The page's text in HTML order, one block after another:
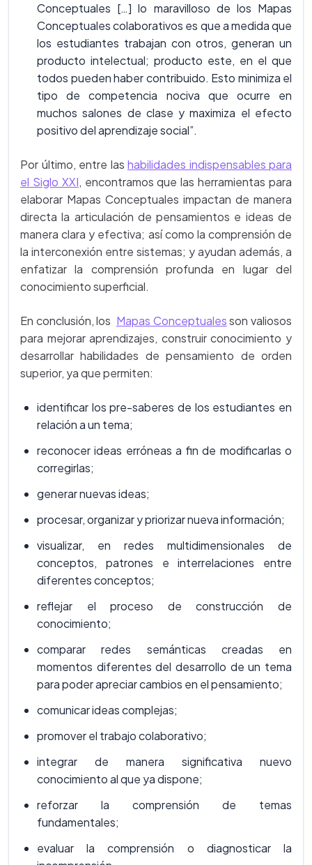
Conceptuales […] lo maravilloso de los Mapas
Conceptuales colaborativos es que a medida que
los estudiantes trabajan con otros, generan un
producto intelectual; producto este, en el que
todos pueden haber contribuido. Esto minimiza el
tipo de competencia nociva que ocurre en
muchos salones de clase y maximiza el efecto
positivo del aprendizaje social”.
Por último, entre las habilidades indispensables para
el Siglo XXI, encontramos que las herramientas para
elaborar Mapas Conceptuales impactan de manera
directa la articulación de pensamientos e ideas de
manera clara y efectiva; así como la comprensión de
la interconexión entre sistemas; y ayudan además, a
enfatizar la comprensión profunda en lugar del
conocimiento superficial.
En conclusión, los Mapas Conceptualesson valiosos
para mejorar aprendizajes, construir conocimiento y
desarrollar habilidades de pensamiento de orden
superior, ya que permiten:
identificar los pre-saberes de los estudiantes en
relación a un tema;
reconocer ideas erróneas a fin de modificarlas o
corregirlas;
generar nuevas ideas;
procesar, organizar y priorizar nueva información;
visualizar, en redes multidimensionales de
conceptos, patrones e interrelaciones entre
diferentes conceptos;
reflejar el proceso de construcción de
conocimiento;
comparar redes semánticas creadas en
momentos diferentes del desarrollo de un tema
para poder apreciar cambios en el pensamiento;
comunicar ideas complejas;
promover el trabajo colaborativo;
integrar de manera significativa nuevo
conocimiento al que ya dispone;
reforzar la comprensión de temas
fundamentales;
evaluar la comprensión o diagnosticar la